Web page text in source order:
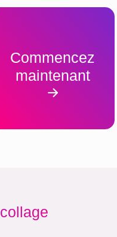
Commencez
maintenant